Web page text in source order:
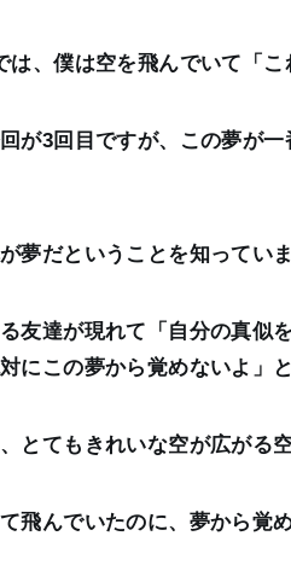
は、僕は空を飛んでいて「
が3回目ですが、この夢が
夢だということを知ってい
友達が現れて「自分の真似
にこの夢から覚めないよ」
とてもきれいな空が広がる
飛んでいたのに、夢から覚